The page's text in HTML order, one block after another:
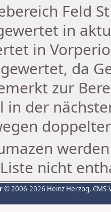
Feld
in
in
da
zur
in der
nicht
© 2006-2026 Heinz Herzog,